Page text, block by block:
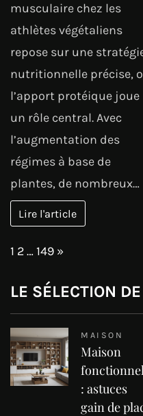
musculaire chez les
athlètes végétaliens
repose sur une
nutritionnelle précise,
l’apport protéique joue
un rôle central. Avec
l’augmentation des
régimes à base de
plantes, de nombreux…
Lire l'article
Page:
1 2…149 Next
»
LE SÉLECTION
MAISON
Maison
: astuces
gain de